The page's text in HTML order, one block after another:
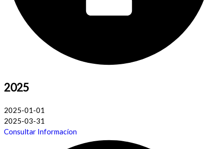
2025
2025-01-01
2025-03-31
Consultar Informacíon